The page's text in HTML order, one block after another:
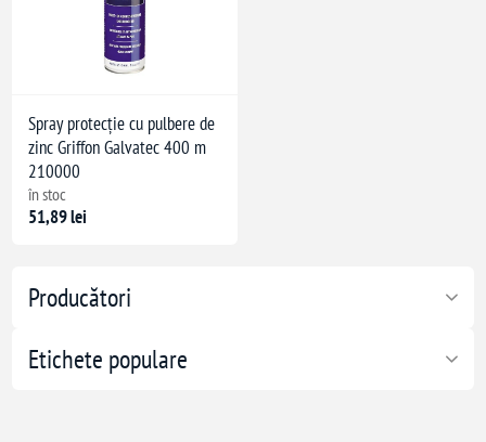
Producători
Etichete populare
Spray protecție cu pulbere de
zinc Griffon Galvatec 400 m
210000
în stoc
51,89 lei